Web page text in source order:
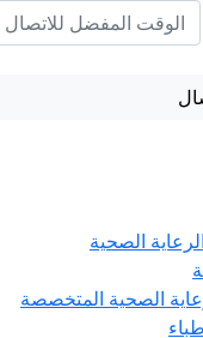
الصحية المتخصصة